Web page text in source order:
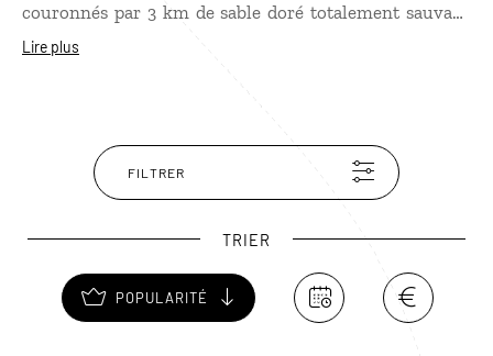
couronnés par 3 km de sable doré totalement sauvage
où viennent s'écraser d'impressionnants rouleaux. Le
Lire plus
FILTRER
TRIER
POPULARITÉ